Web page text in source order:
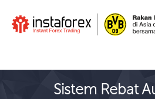
Sistem Rebat